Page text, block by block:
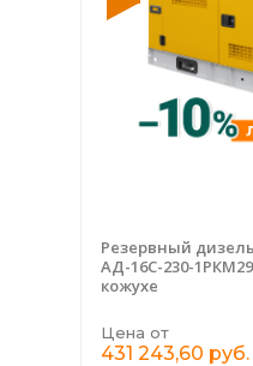
Резервный
АД-16С-230-
кожухе
Цена от
431 243,60 руб.